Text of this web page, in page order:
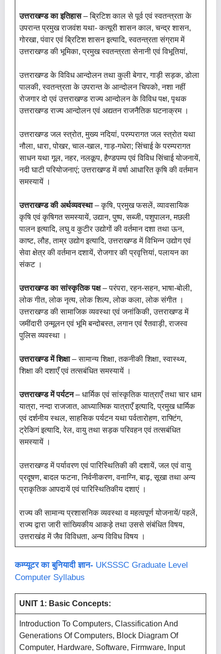
उत्तराखण्ड का इतिहास– ब्रिटिश काल से पूर्व एवं स्वतन्त्रता के
उपरान्त प्रमुख राजवंश यथा- कत्यूरी शासन काल, चन्द्र शासन,
गोरखा, पंवार एवं ब्रिटिश शासन इत्यादि, स्वतन्त्रता संग्राम में
उत्तराखण्ड की भूमिका, प्रमुख स्वतन्त्रता सेनानी एवं विभूतियां,
उत्तराखण्ड के विविध आन्दोलन तथा कुली बेगार, गाड़ी सड़क, डोला
पालकी, स्वतन्त्रता के उपरान्त के आन्दोलन चिपको, नशा नहीं
रोजगार दो एवं उत्तराखण्ड राज्य आन्दोलन के विविध पक्ष, पृथक
उत्तराखण्ड राज्य आन्दोलन एवं अद्यतन राजनैतिक घटनाक्रम ।
उत्तराखण्ड जल स्त्रोत, मुख्य नदियां, परम्परागत जल स्त्रोत यथा
नौला, धारा, पोखर, चाल-खाल, गाड़-गधेरा; सिंचाई के परम्परागत
साधन यथा गूल, नहर, नलकूप, हैण्डपम्प एवं विविध सिंचाई योजनायें,
नदी घाटी परियोजनाएं; उत्तराखण्ड में वर्षा आधारित कृषि की वर्तमान
समस्यायें ।
उत्तराखण्ड की अर्थव्यवस्था– कृषि, प्रमुख फसलें, व्यावसायिक
कृषि एवं कृषिगत समस्यायें, उद्यान, पुष्प, सब्जी, पशुपालन, मछली
पालन इत्यादि, लघु व कुटीर उद्योगों की वर्तमान दशा तथा ऊन,
काष्ट, लौह, ताम्र उद्योग इत्यादि, उत्तराखण्ड में विभिन्न उद्योग एवं
सेवा क्षेत्र की वर्तमान दशायें, रोजगार की प्रवृत्तियां, पलायन का
संकट ।
उत्तराखण्ड का सांस्कृतिक पक्ष– परंपरा, रहन-सहन, भाषा-बोली,
लोक गीत, लोक नृत्य, लोक शिल्प, लोक कला, लोक संगीत ।
उत्तराखण्ड की सामाजिक व्यवस्था एवं जनांकिकी, उत्तराखण्ड में
जमींदारी उन्मूलन एवं भूमि बन्दोबस्त, लगान एवं रैतवाड़ी, राजस्व
पुलिस व्यवस्था ।
उत्तराखण्ड में शिक्षा– सामान्य शिक्षा, तकनीकी शिक्षा, स्वास्थ्य,
शिक्षा की दशाएँ एवं तत्सबंधित समस्यायें ।
उत्तराखण्ड में पर्यटन– धार्मिक एवं सांस्कृतिक यात्राएँ तथा चार धाम
यात्रा, नन्दा राजजात, आध्यात्मिक यात्राएँ इत्यादि, प्रमुख धार्मिक
एवं दर्शनीय स्थल, साहसिक पर्यटन यथा पर्वतारोहण, राफ्टिंग,
ट्रेकिगं इत्यादि, रेल, वायु तथा सड़क परिवहन एवं तत्सबंधित
समस्यायें ।
उत्तराखण्ड में पर्यावरण एवं पारिस्थितिकी की दशायें, जल एवं वायु
प्रदूषण, बादल फटना, निर्वनीकरण, वनाग्नि, बाढ़, सूखा तथा अन्य
प्राकृतिक आपदायें एवं पारिस्थितिकीय दशाएं ।
राज्य की सामान्य प्रशासनिक व्यवस्था व महत्वपूर्ण योजनायें/ पहलें,
राज्य द्वारा जारी सांख्यिकीय आकड़े तथा उससे संबंधित विषय,
उत्तराखंड में जैव विविधता, अन्य विविध विषय ।
कम्प्यूटर का बुनियादी ज्ञान- UKSSSC Graduate Level
Computer Syllabus
UNIT 1: Basic Concepts:
Introduction To Computers, Classification And
Generations Of Computers, Block Diagram Of
Computer, Hardware, Software, Firmware, Input